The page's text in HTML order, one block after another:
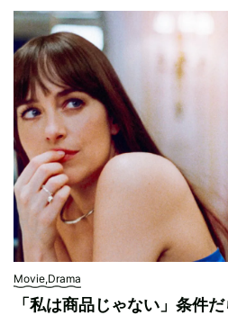
Movie,Drama
「私は商品じゃない」条件